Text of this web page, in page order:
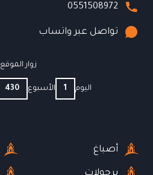
0551508972
تواصل عبر واتساب
زوار الموقع
اليوم 1 الأسبوع 430
أصباغ